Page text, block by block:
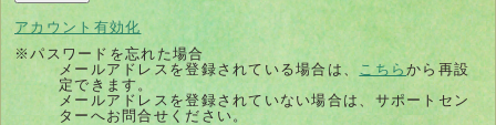
アカウント有効化
※パスワードを忘れた場合
メールアドレスを登録されている場合は、 こちらから再設
定できます。
メールアドレスを登録されていない場合は、サポートセン
ターへお問合せください。